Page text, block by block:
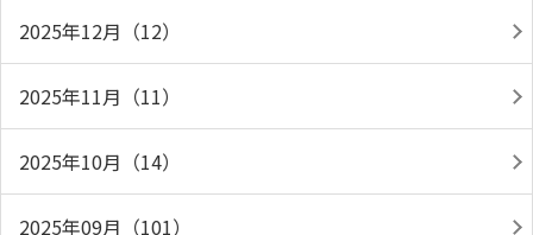
2025年12月（12）
2025年11月（11）
2025年10月（14）
2025年09月（101）